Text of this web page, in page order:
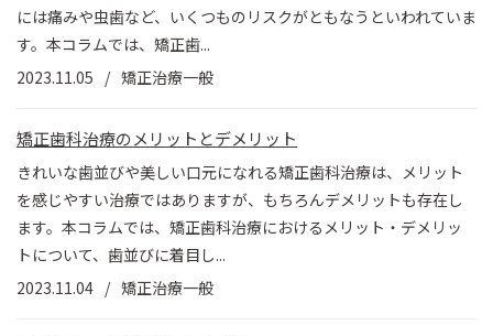
には痛みや虫歯など、いくつものリスクがともなうといわれていま
す。本コラムでは、矯正歯...
2023.11.05
矯正治療一般
矯正歯科治療のメリットとデメリット
きれいな歯並びや美しい口元になれる矯正歯科治療は、メリット
を感じやすい治療ではありますが、もちろんデメリットも存在し
ます。本コラムでは、矯正歯科治療におけるメリット・デメリッ
トについて、歯並びに着目し...
2023.11.04
矯正治療一般